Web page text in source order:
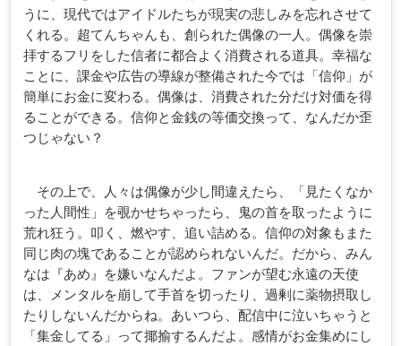
うに、現代ではアイドルたちが現実の悲しみを忘れさせて
くれる。超てんちゃんも、創られた偶像の一人。偶像を崇
拝するフリをした信者に都合よく消費される道具。幸福な
ことに、課金や広告の導線が整備された今では「信仰」が
簡単にお金に変わる。偶像は、消費された分だけ対価を得
ることができる。信仰と金銭の等価交換って、なんだか歪
つじゃない？
その上で、人々は偶像が少し間違えたら、「見たくなか
った人間性」を覗かせちゃったら、鬼の首を取ったように
荒れ狂う。叩く、燃やす、追い詰める。信仰の対象もまた
同じ肉の塊であることが認められないんだ。だから、みん
なは『あめ』を嫌いなんだよ。ファンが望む永遠の天使
は、メンタルを崩して手首を切ったり、過剰に薬物摂取し
たりしないんだからね。あいつら、配信中に泣いちゃうと
「集金してる」って揶揄するんだよ。感情がお金集めにし